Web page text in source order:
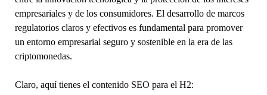
empresariales y de los consumidores. El desarrollo de marcos
regulatorios claros y efectivos es fundamental para promover
un entorno empresarial seguro y sostenible en la era de las
criptomonedas.
Claro, aquí tienes el contenido SEO para el H2: